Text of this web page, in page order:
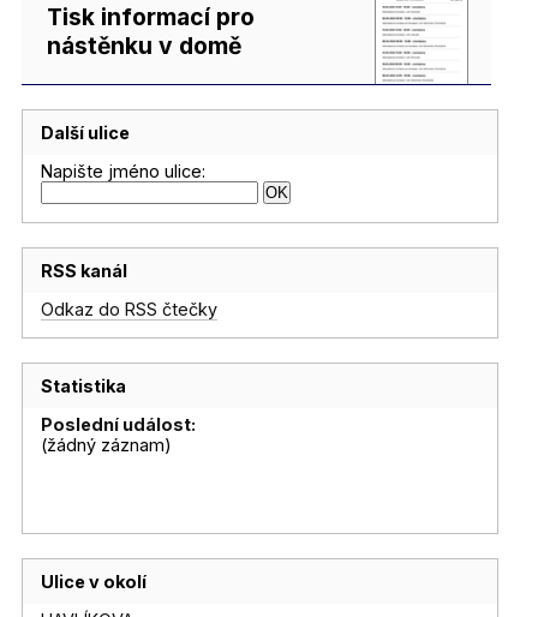
Tisk informací pro
nástěnku v domě
Další ulice
Napište jméno ulice:
RSS kanál
Odkaz do RSS čtečky
Statistika
Poslední událost:
(žádný záznam)
Ulice v okolí